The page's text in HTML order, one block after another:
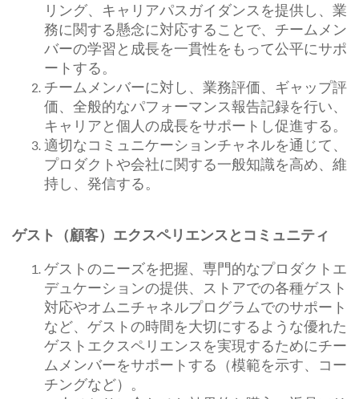
リング、キャリアパスガイダンスを提供し、業
務に関する懸念に対応することで、チームメン
バーの学習と成長を一貫性をもって公平にサポ
ートする。
チームメンバーに対し、業務評価、ギャップ評
価、全般的なパフォーマンス報告記録を行い、
キャリアと個人の成長をサポートし促進する。
適切なコミュニケーションチャネルを通じて、
プロダクトや会社に関する一般知識を高め、維
持し、発信する。
ゲスト（顧客）エクスペリエンスとコミュニティ
ゲストのニーズを把握、専門的なプロダクトエ
デュケーションの提供、ストアでの各種ゲスト
対応やオムニチャネルプログラムでのサポート
など、ゲストの時間を大切にするような優れた
ゲストエクスペリエンスを実現するためにチー
ムメンバーをサポートする（模範を示す、コー
チングなど）。